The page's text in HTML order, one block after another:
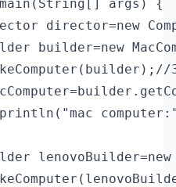
args) {
director=new
builder=new
lenovoBuilder=new